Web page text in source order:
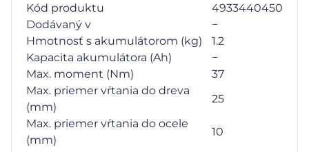
Kód produktu
4933440450
Dodávaný v
−
Hmotnosť s akumulátorom (kg)
1.2
Kapacita akumulátora (Ah)
−
Max. moment (Nm)
37
Max. priemer vŕtania do dreva
(mm)
25
Max. priemer vŕtania do ocele
(mm)
10